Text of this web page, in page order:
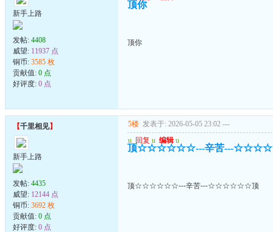
新手上路
发帖: 4408
威望: 11937 点
铜币: 3585 枚
贡献值: 0 点
好评度: 0 点
顶你
顶你
【千里相见】
新手上路
发帖: 4435
威望: 12144 点
铜币: 3692 枚
贡献值: 0 点
好评度: 0 点
5楼 发表于: 2026-05-05 23:02 ---
u 回复 u 编辑 u
顶☆☆☆☆☆☆---辛苦---
顶☆☆☆☆☆☆---辛苦---☆☆☆☆☆☆顶